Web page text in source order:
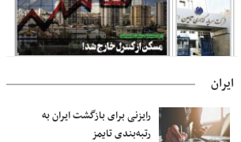
تمدید مهلت اظهارنامه‌های مالیاتی سال ۱۴۰۴ تا
پایان شهریورماه
ایران
رایزنی برای بازگشت ایران به
رتبه‌بندی تایمز